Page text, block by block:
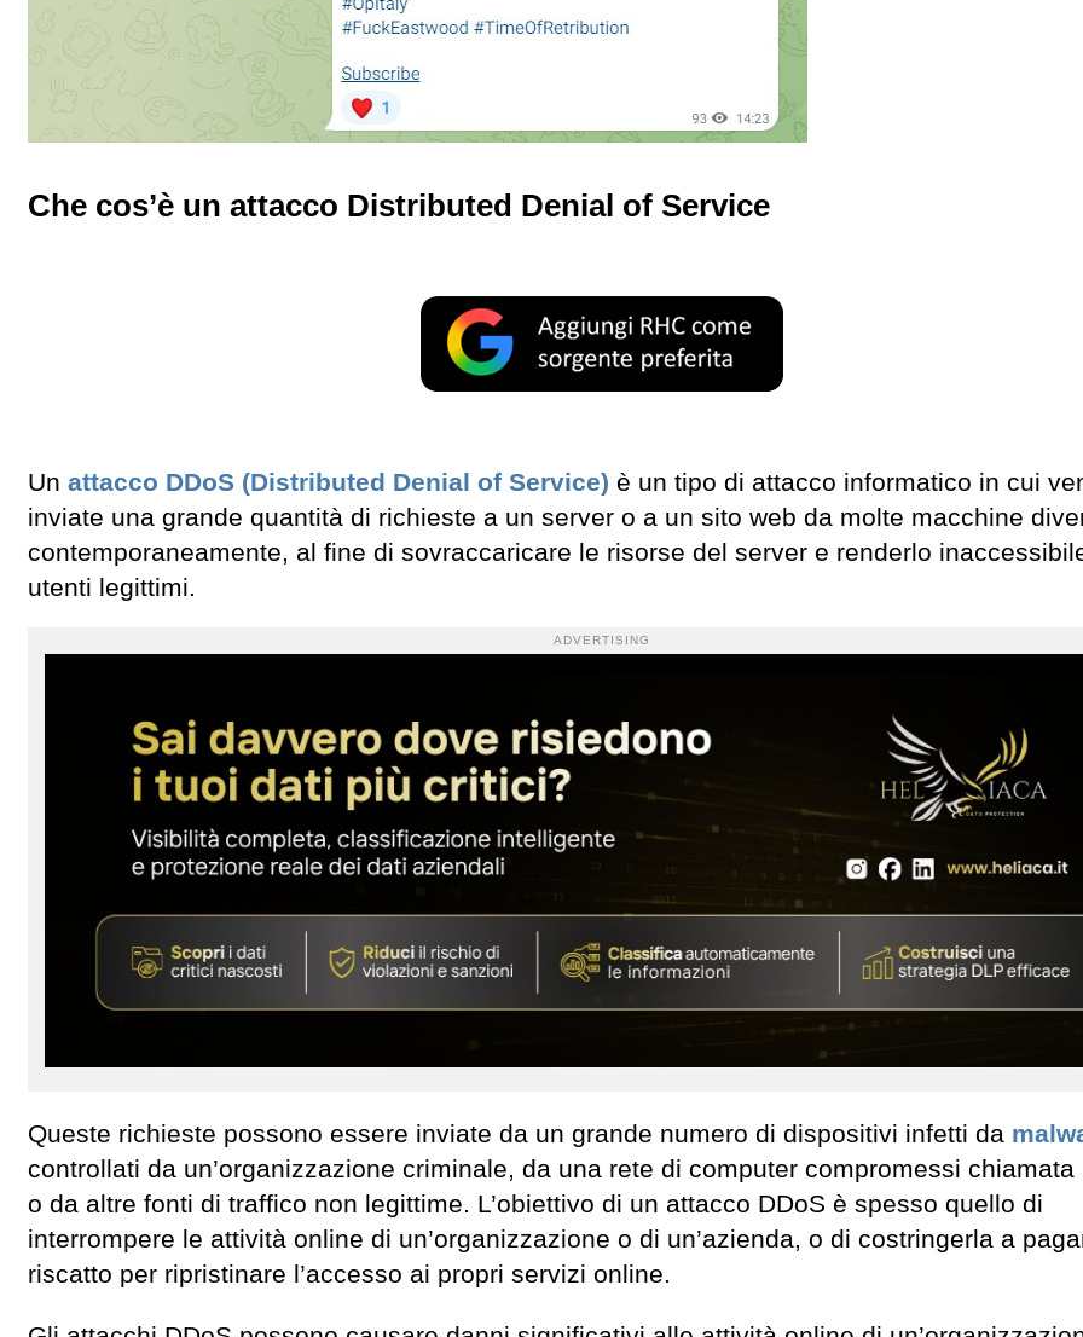
Che cos’è un attacco Distributed Denial of Service
Un attacco DDoS (Distributed Denial of Service) è un tipo di attacco informatico in cui
inviate una grande quantità di richieste a un server o a un sito web da molte macchine
contemporaneamente, al fine di sovraccaricare le risorse del server e renderlo
utenti legittimi.
ADVERTISING
Queste richieste possono essere inviate da un grande numero di dispositivi infetti da
controllati da un’organizzazione criminale, da una rete di computer compromessi chiamata
o da altre fonti di traffico non legittime. L’obiettivo di un attacco DDoS è spesso quello di
interrompere le attività online di un’organizzazione o di un’azienda, o di costringerla a
riscatto per ripristinare l’accesso ai propri servizi online.